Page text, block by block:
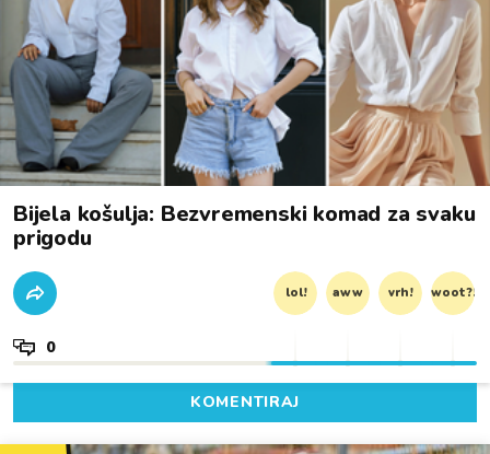
Bijela košulja: Bezvremenski komad za svaku
prigodu
lol! aww vrh! woot?!
0
KOMENTIRAJ